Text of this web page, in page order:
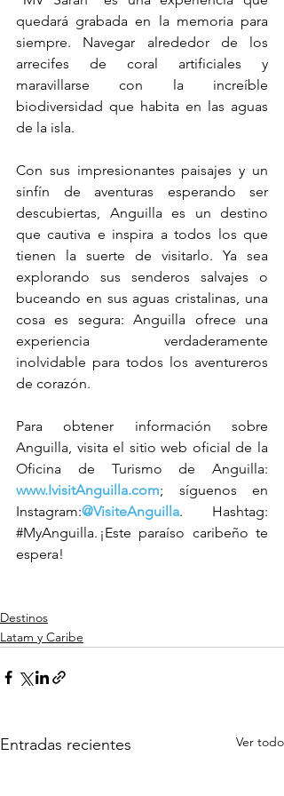
quedará grabada en la memoria para
siempre. Navegar alrededor de los
arrecifes de coral artificiales y
maravillarse con la increíble
biodiversidad que habita en las aguas
de la isla.
Con sus impresionantes paisajes y un
sinfín de aventuras esperando ser
descubiertas, Anguilla es un destino
que cautiva e inspira a todos los que
tienen la suerte de visitarlo. Ya sea
explorando sus senderos salvajes o
buceando en sus aguas cristalinas, una
cosa es segura: Anguilla ofrece una
experiencia verdaderamente
inolvidable para todos los aventureros
de corazón.
Para obtener información sobre
Anguilla, visita el sitio web oficial de la
www.IvisitAnguilla.com;
síguenos en
Instagram:@VisiteAnguilla
#MyAnguilla. ¡Este paraíso caribeño te
espera!
Destinos
Latam y Caribe
Entradas recientes Ver todo